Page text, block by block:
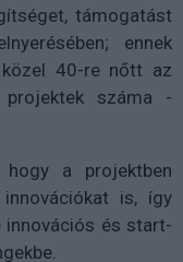
támogatást
ennek
40-re nőtt az
projektek száma -
a projektben
is, így
és start-